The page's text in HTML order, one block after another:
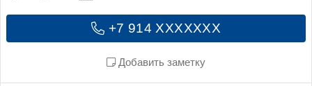
+7 914 XXXXXXX
Добавить заметку